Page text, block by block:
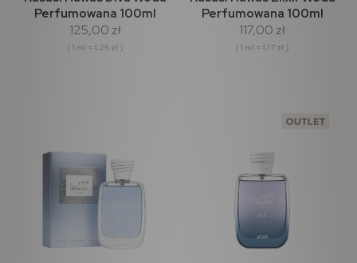
Perfumowana 100ml
125,00 zł
( 1 ml = 1,25 zł )
Perfumowana 100ml
117,00 zł
( 1 ml = 1,17 zł )